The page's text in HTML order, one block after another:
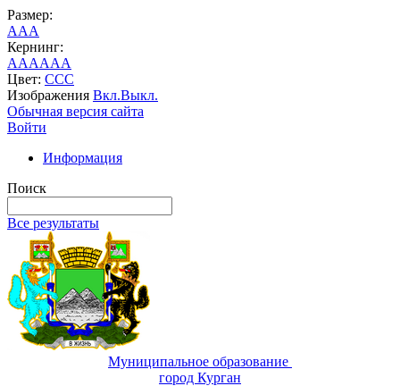
Размер:
AAA
Кернинг:
AAAAAA
Цвет: CCC
Изображения Вкл.Выкл.
Обычная версия сайта
Войти
Информация
Поиск
Все результаты
Муниципальное образование
город Курган